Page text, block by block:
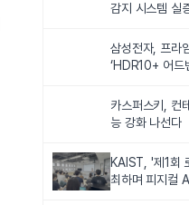
감지 시스템 실
삼성전자, 프라
‘HDR10+ 어드
카스퍼스키, 컨
능 강화 나선다
KAIST, '제1회
최하며 피지컬